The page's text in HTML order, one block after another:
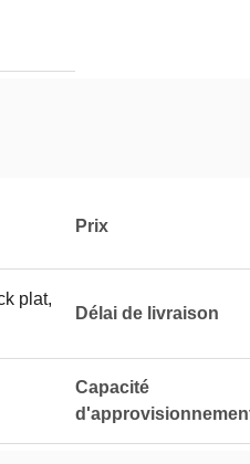
Prix
plat,
Délai de livraison
Capacité